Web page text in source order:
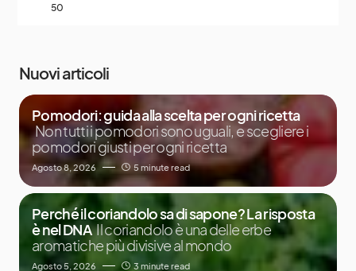
50
Nuovi articoli
Pomodori: guida alla scelta per ogni ricetta
Non tutti i pomodori sono uguali, e scegliere i
pomodori giusti per ogni ricetta
Agosto 8, 2026 5 minute read
Perché il coriandolo sa di sapone? La risposta
è nel DNA Il coriandolo è una delle erbe
aromatiche più divisive al mondo
Agosto 5, 2026 3 minute read